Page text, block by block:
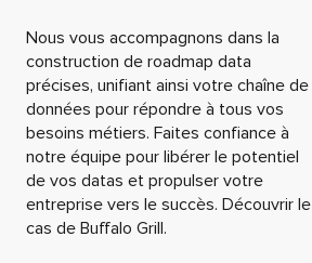
Nous vous accompagnons dans la
construction de roadmap data
précises, unifiant ainsi votre chaîne de
données pour répondre à tous vos
besoins métiers. Faites confiance à
notre équipe pour libérer le potentiel
de vos datas et propulser votre
entreprise vers le succès. Découvrir le
cas de Buffalo Grill.